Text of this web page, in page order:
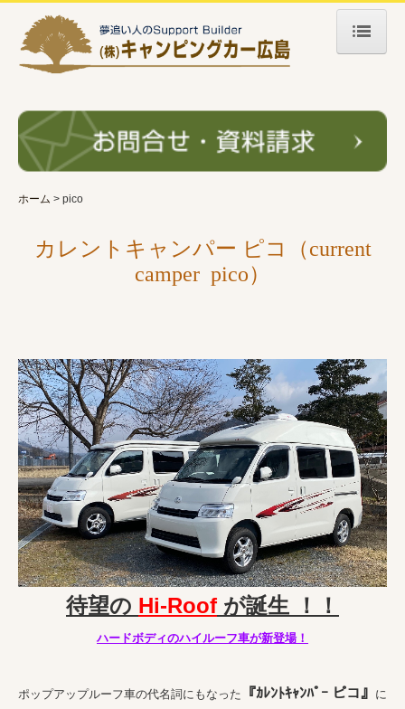
ホーム
自社製オリジナル
ポップ・コン開発の過程
他社製キャンピングカー
販売が終了したモデル
イベント情報
最新ベストショット
応募フォーム
店舗・取扱店
北海道
東北地方
関東地方
中国地方
ホーム pico
カレントキャンパー ピコ（current
camper pico）
待望の Hi-Roof が誕生 ！！
ハードボディのハイルーフ車が新登場！
ポップアップルーフ車の代名詞にもなった 『ｶﾚﾝﾄｷｬﾝﾊﾟｰ ピコ』 に